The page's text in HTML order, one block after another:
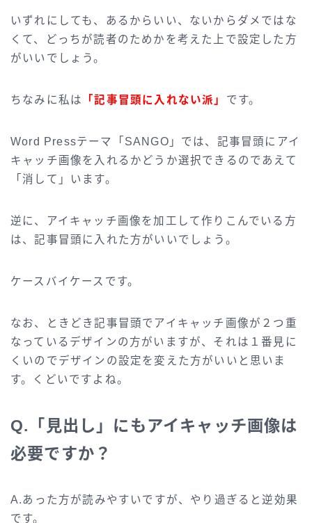
いずれにしても、あるからいい、ないからダメではな
くて、どっちが読者のためかを考えた上で設定した方
がいいでしょう。
ちなみに私は 「記事冒頭に入れない派」 です。
Word Pressテーマ「SANGO」では、記事冒頭にアイ
キャッチ画像を入れるかどうか選択できるのであえて
「消して」います。
逆に、アイキャッチ画像を加工して作りこんでいる方
は、記事冒頭に入れた方がいいでしょう。
ケースバイケースです。
なお、ときどき記事冒頭でアイキャッチ画像が２つ重
なっているデザインの方がいますが、それは１番見に
くいのでデザインの設定を変えた方がいいと思いま
す。くどいですよね。
Q.「見出し」にもアイキャッチ画像は
必要ですか？
A.あった方が読みやすいですが、やり過ぎると逆効果
です。